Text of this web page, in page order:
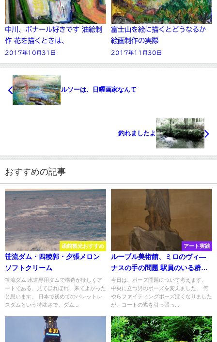
中川、ボナール好きです 油絵制
作 花を描くときは、
2017年10月31日
富士山を絵に描くとどうなるか
絵画制作の実際
2017年11月30日
ルソーは、日曜画家なんて
釣れましたよ
おすすめの記事
函館観光おすすめ
笹流ダム・四稜郭・夕張メロン
ソフトクリーム
笹流ダム 水道専用ダムで構造が珍しくア
ートである。見てほれぼれ、来てよかった
と思います。 日本で初めてのバレットレ
スダムという特殊さで、ダム...
アート実践
ルーブル美術館、ミロのヴィ―
ナスの手の問題 駅員のいる群像
16
今日は、ポーズ問題について考えます。
中央に立つ男のポーズを変えました。 何
やらファイティングポーズぽくなりました
が。コートの襟を引っ張っ...